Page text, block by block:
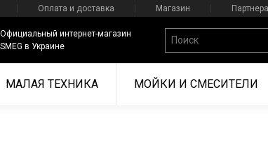
Оплата и доставка Магазин
Официальный интернет-магазин
SMEG в Украине
МАЛАЯ ТЕХНИКА МОЙКИ И СМЕСИТЕЛИ